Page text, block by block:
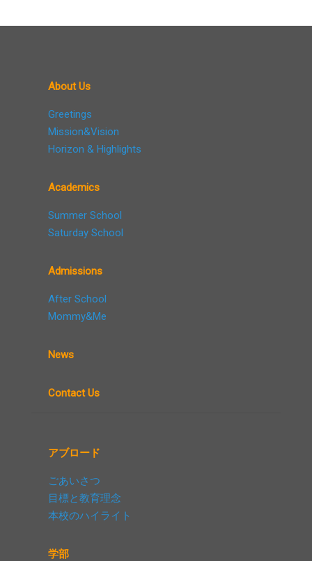
About Us
Greetings
Mission&Vision
Horizon & Highlights
Academics
Summer School
Saturday School
Admissions
After School
Mommy&Me
News
Contact Us
アブロード
ごあいさつ
目標と教育理念
本校のハイライト
学部